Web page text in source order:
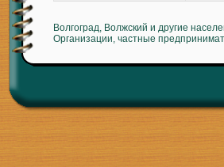
Волгоград, Волжский и другие
Организации, частные